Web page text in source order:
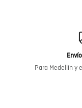
Para Medellín y